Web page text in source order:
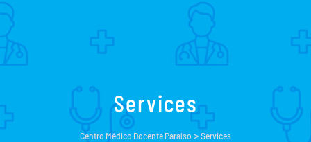
Services
Centro Médico Docente Paraíso > Services